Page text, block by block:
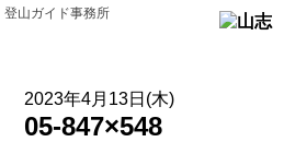
登山ガイド事務所
2023年4月13日(木)
05-847×548